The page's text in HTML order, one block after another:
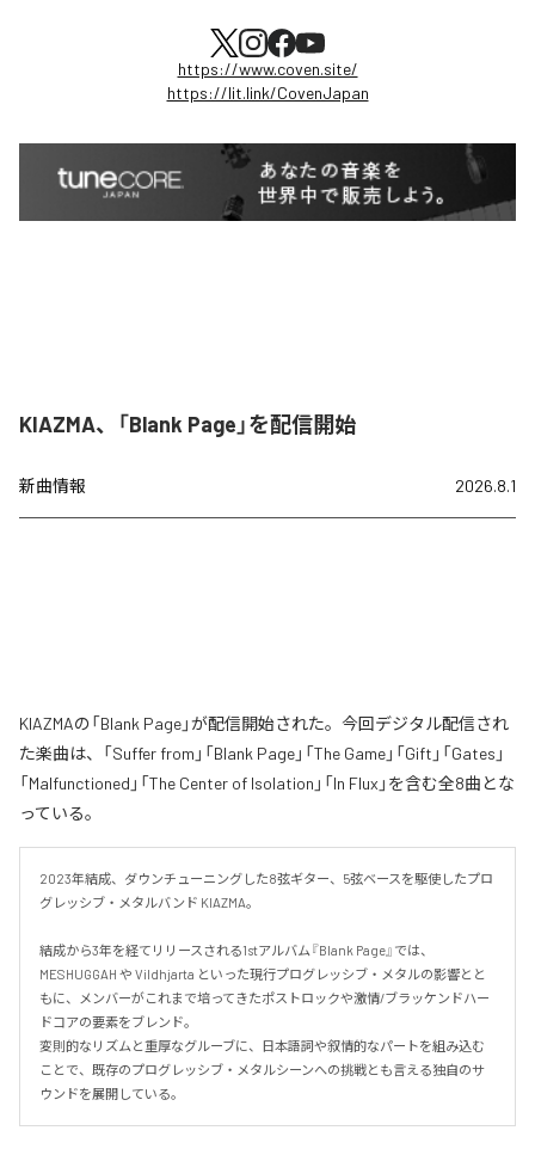
https://www.coven.site/
https://lit.link/CovenJapan
KIAZMA、「Blank Page」を配信開始
新曲情報 2026.8.1
KIAZMAの「Blank Page」が配信開始された。今回デジタル配信され
た楽曲は、「Suffer from」「Blank Page」「The Game」「Gift」「Gates」
「Malfunctioned」「The Center of Isolation」「In Flux」を含む全8曲とな
っている。
2023年結成、ダウンチューニングした8弦ギター、5弦ベースを駆使したプロ
グレッシブ・メタルバンド KIAZMA。
結成から3年を経てリリースされる1stアルバム『Blank Page』では、
MESHUGGAH や Vildhjarta といった現行プログレッシブ・メタルの影響とと
もに、メンバーがこれまで培ってきたポストロックや激情/ブラッケンドハー
ドコアの要素をブレンド。
変則的なリズムと重厚なグルーブに、日本語詞や叙情的なパートを組み込む
ことで、既存のプログレッシブ・メタルシーンへの挑戦とも言える独自のサ
ウンドを展開している。